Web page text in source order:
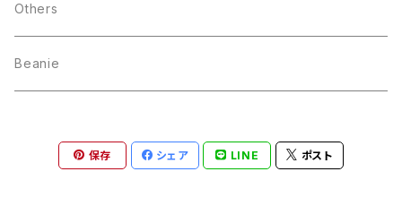
Others
Beanie
保存 シェア LINE ポスト